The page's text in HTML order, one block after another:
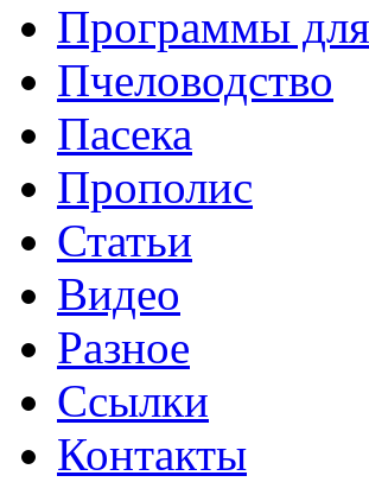
Программы
Пчеловодство
Пасека
Прополис
Статьи
Видео
Разное
Ссылки
Контакты